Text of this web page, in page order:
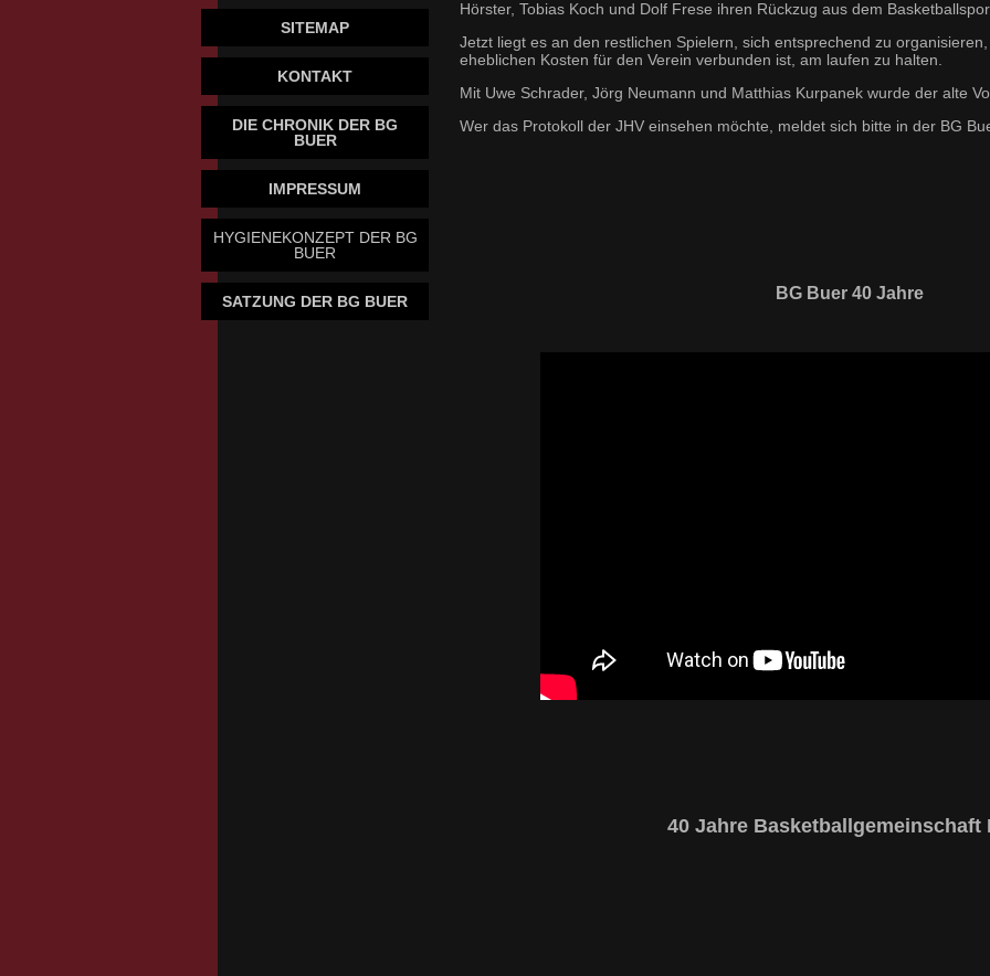
SITEMAP
KONTAKT
DIE CHRONIK DER BG
BUER
IMPRESSUM
HYGIENEKONZEPT DER BG
BUER
SATZUNG DER BG BUER
Hörster, Tobias Koch und Dolf Frese ihren Rückzug aus dem
Jetzt liegt es an den restlichen Spielern, sich entsprechend zu
eheblichen Kosten für den Verein verbunden ist, am laufen zu halten.
Mit Uwe Schrader, Jörg Neumann und Matthias Kurpanek wurde der alte
Wer das Protokoll der JHV einsehen möchte, meldet sich bitte in der BG
BG Buer 40 Jahre
40 Jahre Basketballgemeinschaft